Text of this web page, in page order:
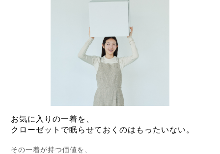
お気に入りの一着を、
クローゼットで眠らせておくのはもったいない。
その一着が持つ価値を、